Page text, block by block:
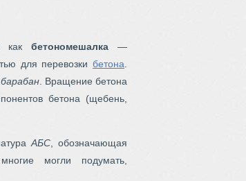
какбетономешалка —
для перевозки бетона
. Вращение бетона
бетона (щебень,
АБС, обозначающая
могли подумать,